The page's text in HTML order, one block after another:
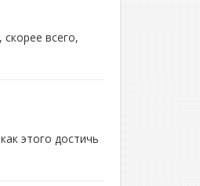
всего,
этого достичь